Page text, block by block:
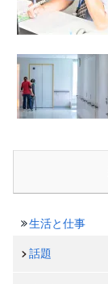
生活と仕事
話題